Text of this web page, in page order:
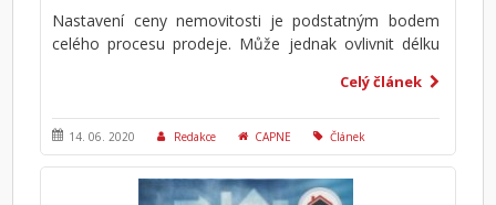
Nastavení ceny nemovitosti je podstatným bodem
celého procesu prodeje. Může jednak ovlivnit délku
Víte, jaké faktory mohou zvýšit prodejní cenu vašeho
bytu či domu? Víte jak a kde vzít podklady pro správné
stanovení prodejní ceny?
Celý článek
14. 06. 2020 Redakce CAPNE Článek